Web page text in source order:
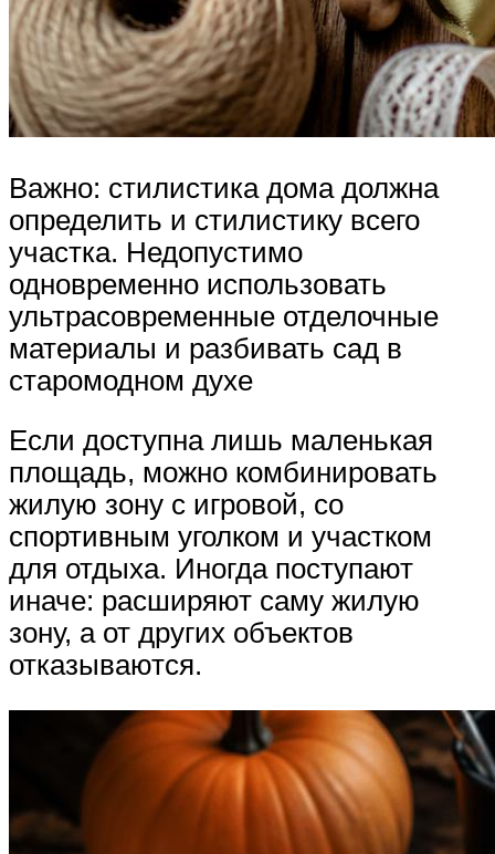
Важно: стилистика дома должна
определить и стилистику всего
участка. Недопустимо
одновременно использовать
ультрасовременные отделочные
материалы и разбивать сад в
старомодном духе
Если доступна лишь маленькая
площадь, можно комбинировать
жилую зону с игровой, со
спортивным уголком и участком
для отдыха. Иногда поступают
иначе: расширяют саму жилую
зону, а от других объектов
отказываются.